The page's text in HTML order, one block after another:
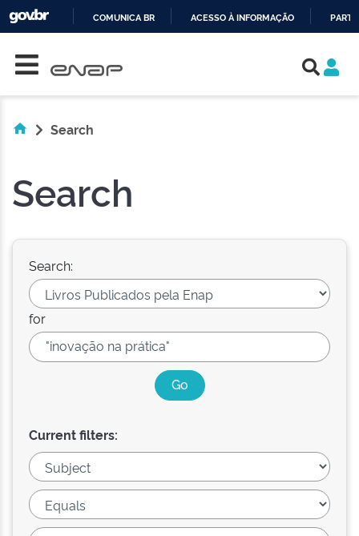
COMUNICA BR ACESSO À INFORMAÇÃO
Search
Search
Search:
for
Current filters: